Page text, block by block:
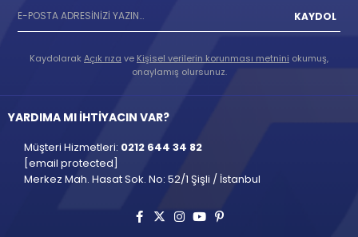
KAYDOL
KaydolarakAçık rıza ve Kişisel verilerin korunması metnini okumuş,
onaylamış olursunuz.
YARDIMA MI İHTİYACIN VAR?
Müşteri Hizmetleri: 0212 644 34 82
[email protected]
Merkez Mah. Hasat Sok. No: 52/1 Şişli / İstanbul